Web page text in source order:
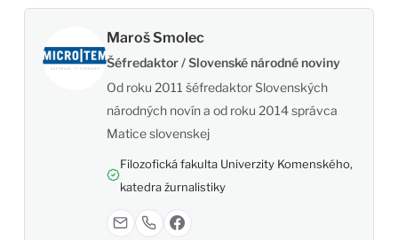
Maroš Smolec
Šéfredaktor / Slovenské národné noviny
Od roku 2011 šéfredaktor Slovenských
národných novín a od roku 2014 správca
Matice slovenskej
Filozofická fakulta Univerzity Komenského,
katedra žurnalistiky